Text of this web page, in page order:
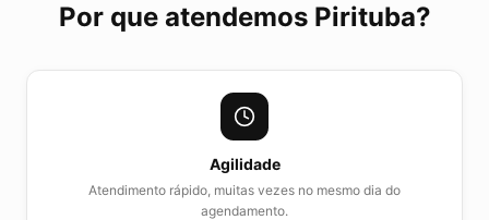
Por que atendemos Pirituba?
Agilidade
Atendimento rápido, muitas vezes no mesmo dia do
agendamento.